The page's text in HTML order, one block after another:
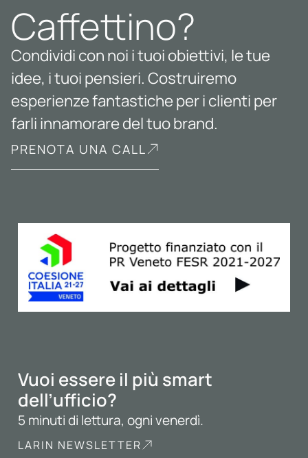
Caffettino?
Condividi con noi i tuoi obiettivi, le tue
idee, i tuoi pensieri. Costruiremo
esperienze fantastiche per i clienti per
farli innamorare del tuo brand.
PRENOTA UNA CALL
Vuoi essere il più smart
dell’ufficio?
5 minuti di lettura, ogni venerdì.
LARIN NEWSLETTER